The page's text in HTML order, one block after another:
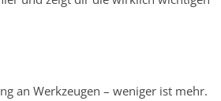
an Werkzeugen – weniger ist mehr.